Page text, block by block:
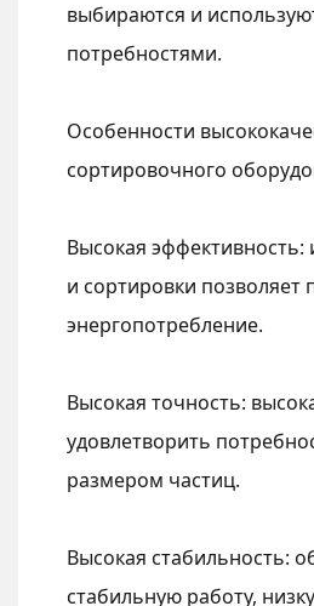
выбираются и
потребностями.
Особенности
сортировочного
Высокая
и сортировки позволяет
энергопотребление.
Высокая точность:
удовлетворить
размером частиц.
Высокая стабильность:
стабильную работу,